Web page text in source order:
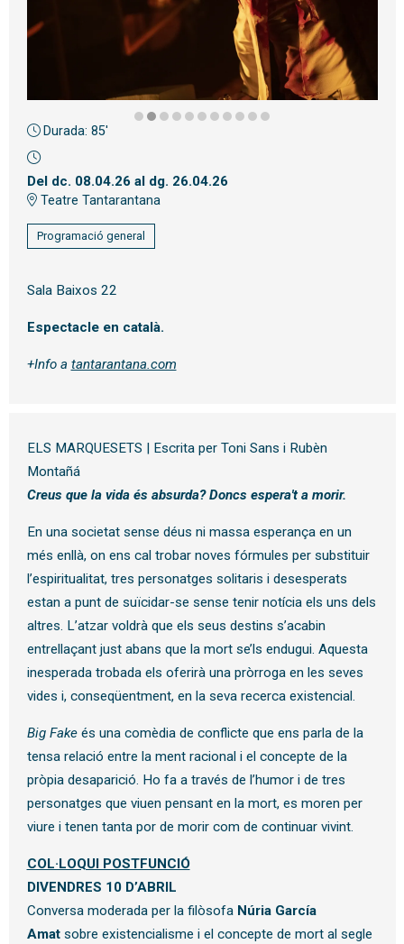
Diapositiva 2 de 11
Durada: 85'
Del dc. 08.04.26al dg. 26.04.26
Teatre Tantarantana
Programació general
Sala Baixos 22
Espectacle en català.
+Info a tantarantana.com
ELS MARQUESETS | Escrita per Toni Sans i Rubèn
Montañá
Creus que la vida és absurda? Doncs espera't a morir.
En una societat sense déus ni massa esperança en un
més enllà, on ens cal trobar noves fórmules per substituir
l’espiritualitat, tres personatges solitaris i desesperats
estan a punt de suïcidar-se sense tenir notícia els uns dels
altres. L’atzar voldrà que els seus destins s’acabin
entrellaçant just abans que la mort se’ls endugui. Aquesta
inesperada trobada els oferirà una pròrroga en les seves
vides i, conseqüentment, en la seva recerca existencial.
Big Fakeés una comèdia de conflicte que ens parla de la
tensa relació entre la ment racional i el concepte de la
pròpia desaparició. Ho fa a través de l’humor i de tres
personatges que viuen pensant en la mort, es moren per
viure i tenen tanta por de morir com de continuar vivint.
COL·LOQUI POSTFUNCIÓ
DIVENDRES 10 D’ABRIL
Conversa moderada per la filòsofa Núria García
Amatsobre existencialisme i el concepte de mort al segle